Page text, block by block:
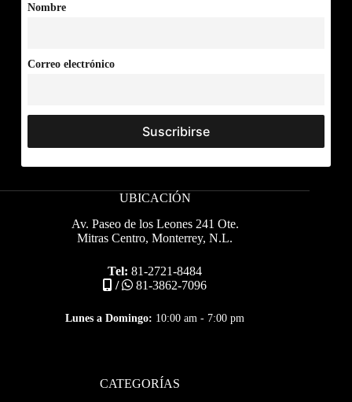
Nombre
Correo electrónico
UBICACIÓN
Av. Paseo de los Leones 241 Ote.
Mitras Centro, Monterrey, N.L.
Tel: 81-2721-8484
/
81-3862-7096
Lunes a Domingo: 10:00 am - 7:00 pm
CATEGORÍAS